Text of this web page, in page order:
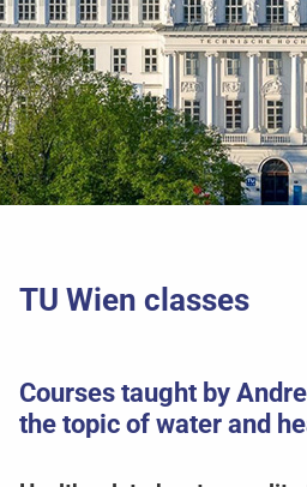
TU Wien classes
Courses taught by
the topic of water and